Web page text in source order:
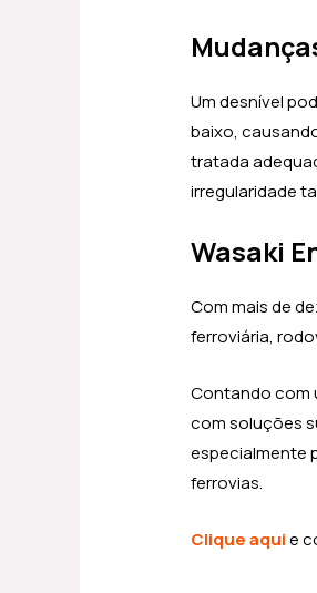
Um desnível
baixo,
tratada
irregularidade
Wasaki
Com mais de
ferroviária,
Contando com
com soluções
especialmente
ferrovias.
Clique aquie